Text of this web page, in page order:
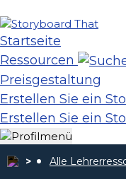
Startseite
Ressourcen
Preisgestaltung
Erstellen Sie ein
Erstellen Sie ein
Alle